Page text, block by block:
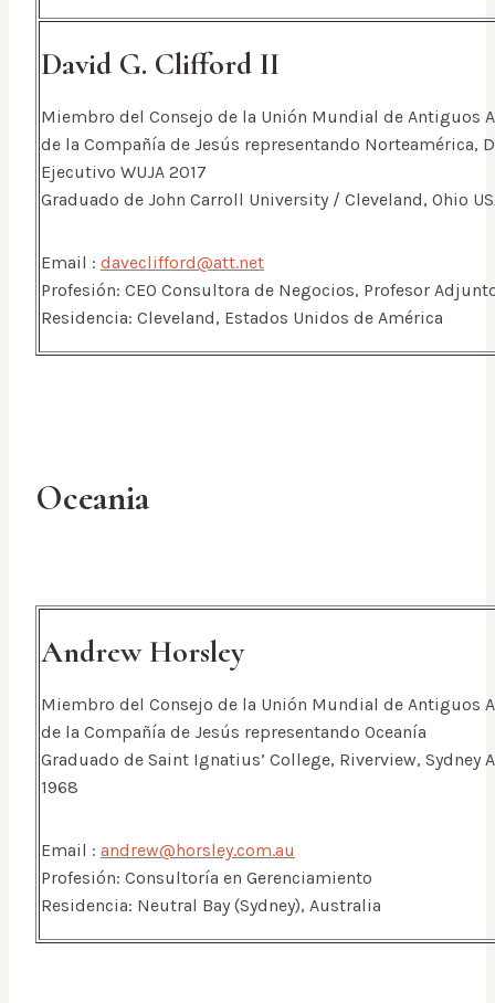
David G. Clifford II
Miembro del Consejo de la Unión Mundial de Antiguos
de la Compañía de Jesús representando Norteamérica,
Ejecutivo WUJA 2017
Graduado de John Carroll University / Cleveland, Ohio
Email : daveclifford@att.net
Profesión: CEO Consultora de Negocios, Profesor
Residencia: Cleveland, Estados Unidos de América
Oceania
Andrew Horsley
Miembro del Consejo de la Unión Mundial de Antiguos
de la Compañía de Jesús representando Oceanía
Graduado de Saint Ignatius’ College, Riverview, Sydney
1968
Email : andrew@horsley.com.au
Profesión: Consultoría en Gerenciamiento
Residencia: Neutral Bay (Sydney), Australia